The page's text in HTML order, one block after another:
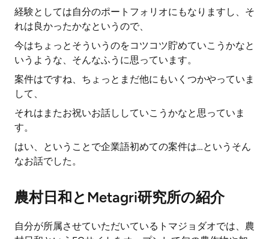
経験としては自分のポートフォリオにもなりますし、そ
れは良かったかなというので、
今はちょっとそういうのをコツコツ貯めていこうかなと
いうような、そんなふうに思っています。
案件はですね、ちょっとまだ他にもいくつかやっていま
して、
それはまたお祝いお話ししていこうかなと思っていま
す。
はい、ということで企業語初めての案件は…というそん
なお話でした。
農村日和とMetagri研究所の紹介
自分が所属させていただいているトマジョダオでは、農